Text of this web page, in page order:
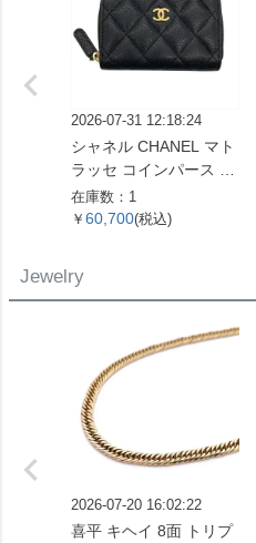
2026-07-31 12:18:24
シャネル CHANEL マト
ラッセ コインパース コ
インケース キャビアス
キン ブラック ゴールド
在庫数：1
￥ 60,700(税込)
Jewelry
2026-07-20 16:02:22
喜平 キヘイ 8面 トリプ